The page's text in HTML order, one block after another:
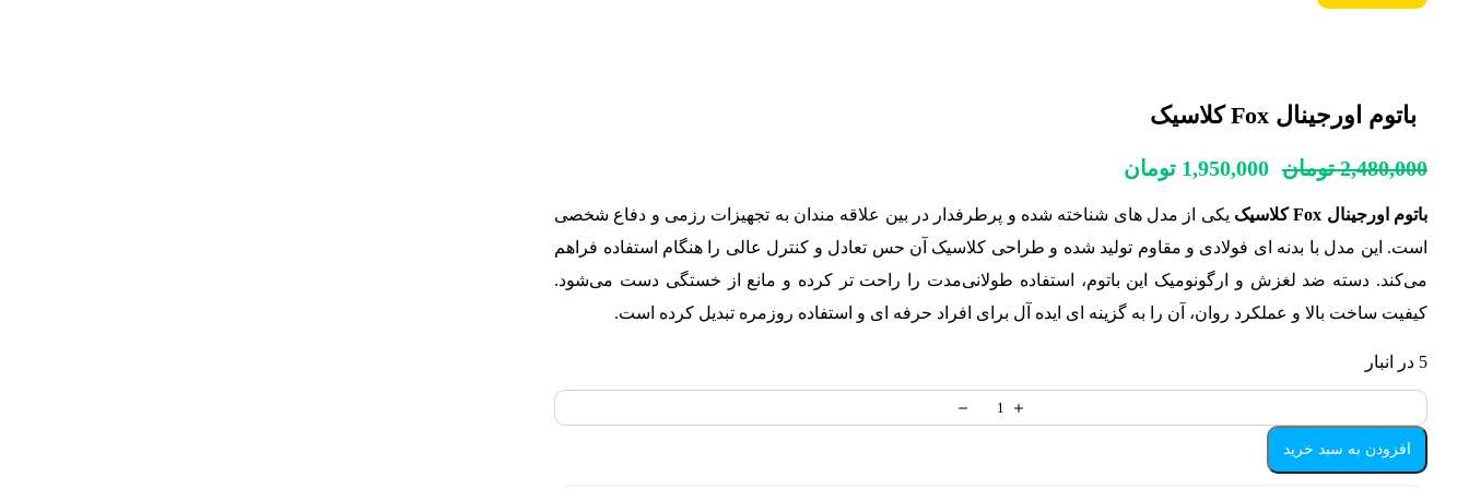
باتوم اورجینال Fox کلاسیک
2,480,000 تومان قیمت
2,480,000 تومان
بود.
1,950,000 تومان
1,950,000 تومان.
باتوم اورجینال Fox کلاسیک
یکی از مدل‌ های شناخته‌ شده و پرطرفدار در بین علاقه‌ مندان به تجهیزات رزمی و دفاع شخصی
است. این مدل با بدنه‌ ای فولادی و مقاوم تولید شده و طراحی کلاسیک آن حس تعادل و کنترل عالی را هنگام استفاده فراهم
می‌کند. دسته ضد لغزش و ارگونومیک این باتوم، استفاده طولانی‌مدت را راحت‌ تر کرده و مانع از خستگی دست می‌شود.
کیفیت ساخت بالا و عملکرد روان، آن را به گزینه‌ ای ایده‌ آل برای افراد حرفه‌ ای و استفاده روزمره تبدیل کرده است.
5 در انبار
افزودن به سبد خرید